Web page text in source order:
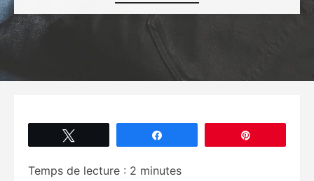
Temps de lecture : 2 minutes